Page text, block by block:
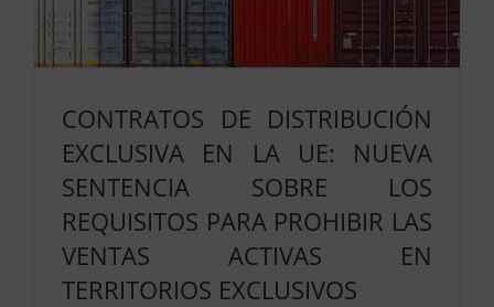
CONTRATOS DE DISTRIBUCIÓN
EXCLUSIVA EN LA UE: NUEVA
SENTENCIA SOBRE LOS
REQUISITOS PARA PROHIBIR LAS
VENTAS ACTIVAS EN
TERRITORIOS EXCLUSIVOS